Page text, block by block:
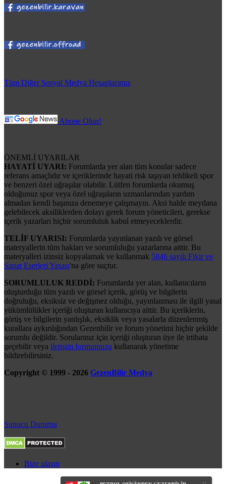
Tüm Diğer Sosyal Medya Hesaplarımız
Abone Olun!
ÖNEMLİ UYARILAR
HAYATİ UYARI: Forumlarda yer alan tüm konular sadece
referans amaçlıdır ve içeriklerinde hayati risk taşıyan tehlikeli spor
ve benzeri özel uğraşılar olabilir. Lütfen forumlarda okumuş
olduğunuz spor veya özel uğraşıların uzmanlarından yardım
almadan kendi başınıza denemeye çalışmayın. Aksi halde meydana
gelebilecek aksiliklerden dolayı gerek forum yöneticileri, gerekse
içerik yazarları hiçbir sorumluluk kabul etmeyeceklerdir.
TELİF UYARISI: Forumlarda yayınlanan yazılı ve görsel
materyallerin tüm hakları ve sorumluluğu yazarlarına aittir. Bu
materyalleri izinsiz kopyalamak ve kullanmak 5846 sayılı Fikir ve
Sanat Eserleri Yasası'na göre suçtur.
SORUMLULUK REDDİ: Forumlarda yer alan, kullanıcıların
oluşturduğu tüm yazılı ve görsel içerik, görüş ve bilgilerin
doğruluğu, eksiksiz ve değişmez olduğu, yayınlanması ile ilgili yasal
yükümlülükler içeriği oluşturan kullanıcıya aittir. Bu içeriklerin,
görüş ve bilgilerin yanlışlık, eksiklik veya yasalarla düzenlenmiş
kurallara aykırılığından Gezenbilir ve forum yönetimi hiçbir şekilde
sorumlu değildir. Sorularınız için içeriği oluşturan üye ile irtibata
geçebilir veya iletişim formumuzu kullanarak yönetime
bildirebilirsiniz.
Copyright © 1999 - 2026 GezenBilir Medya
Sunucu Durumu
Bize ulaşın